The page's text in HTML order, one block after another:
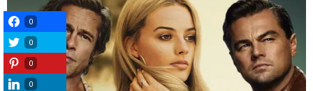
0
0
0
0